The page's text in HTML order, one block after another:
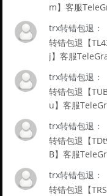
m】客服
trx转错包退：
转错包退【
j】客服
trx转错包退：
转错包退【
u】客服
trx转错包退：
转错包退【
B】客服
trx转错包退：
转错包退【